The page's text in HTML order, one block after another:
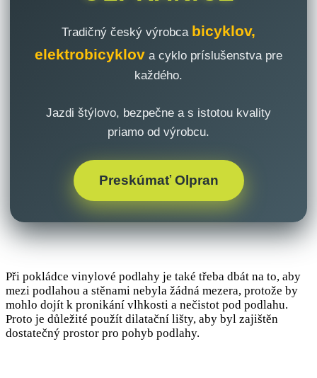
Tradičný český výrobca bicyklov,
elektrobicyklov a cyklo príslušenstva pre
každého.
Jazdi štýlovo, bezpečne a s istotou kvality
priamo od výrobcu.
Preskúmať Olpran
Při pokládce vinylové podlahy je také třeba dbát na to, aby
mezi podlahou a stěnami nebyla žádná mezera, protože by
mohlo dojít k pronikání vlhkosti a nečistot pod podlahu.
Proto je důležité použít dilatační lišty, aby byl zajištěn
dostatečný prostor pro pohyb podlahy.